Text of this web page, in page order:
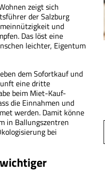
zeigt sich
der Salzburg
und
Das löst eine
leichter, Eigentum
dem Sofortkauf und
eine dritte
beim Miet-Kauf-
die Einnahmen und
werden. Damit könne
in Ballungszentren
bei